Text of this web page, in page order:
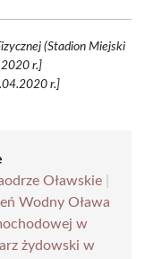
(Stadion Miejski
r.]
r.]
Oławskie
Wodny Oława
w
żydowski w